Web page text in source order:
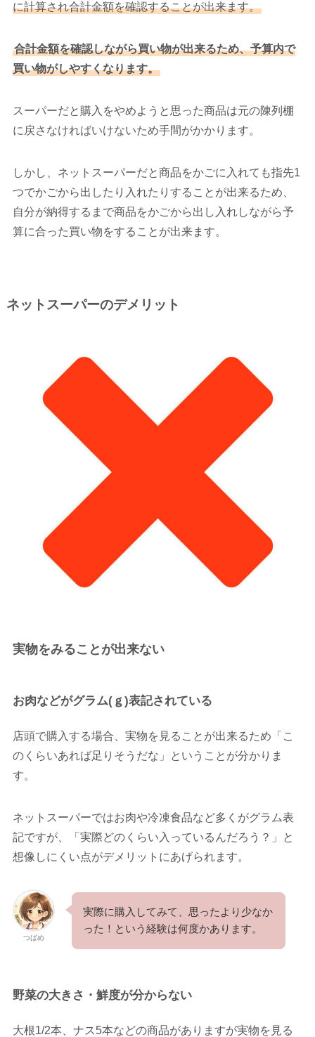
に計算され合計金額を確認することが出来ます。
合計金額を確認しながら買い物が出来るため、予算内で
買い物がしやすくなります。
スーパーだと購入をやめようと思った商品は元の陳列棚
に戻さなければいけないため手間がかかります。
しかし、ネットスーパーだと商品をかごに入れても指先1
つでかごから出したり入れたりすることが出来るため、
自分が納得するまで商品をかごから出し入れしながら予
算に合った買い物をすることが出来ます。
ネットスーパーのデメリット
実物をみることが出来ない
お肉などがグラム(ｇ)表記されている
店頭で購入する場合、実物を見ることが出来るため「こ
のくらいあれば足りそうだな」ということが分かりま
す。
ネットスーパーではお肉や冷凍食品など多くがグラム表
記ですが、「実際どのくらい入っているんだろう？」と
想像しにくい点がデメリットにあげられます。
つばめ
実際に購入してみて、思ったより少なか
った！という経験は何度かあります。
野菜の大きさ・鮮度が分からない
大根1/2本、ナス5本などの商品がありますが実物を見る